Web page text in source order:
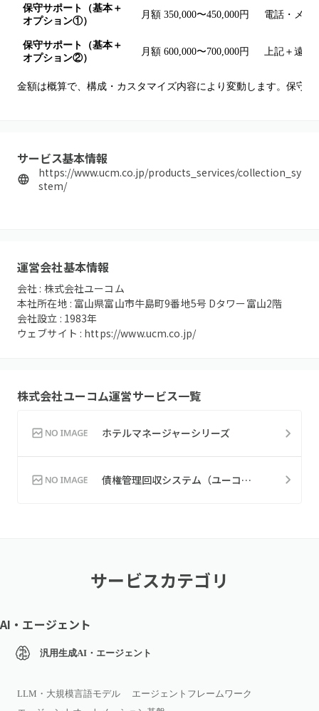
保守サポート（基本＋
オプション①）
月額 350,000〜450,000円 電話・メー
保守サポート（基本＋
オプション②）
月額 600,000〜700,000円 上記＋遠
金額は概算で、構成・カスタマイズ内容により変動します。保守
サービス基本情報
https://www.ucm.co.jp/products_services/collection_sy
stem/
運営会社基本情報
会社 : 株式会社ユーコム
本社所在地 : 富山県富山市牛島町9番地5号 Dタワー富山2階
会社設立 : 1983年
ウェブサイト : https://www.ucm.co.jp/
株式会社ユーコム運営サービス一覧
ホテルマネージャーシリーズ
債権管理回収システム（ユーコム）
サービスカテゴリ
AI・エージェント
汎用生成AI・エージェント
LLM・大規模言語モデル
エージェントフレームワーク